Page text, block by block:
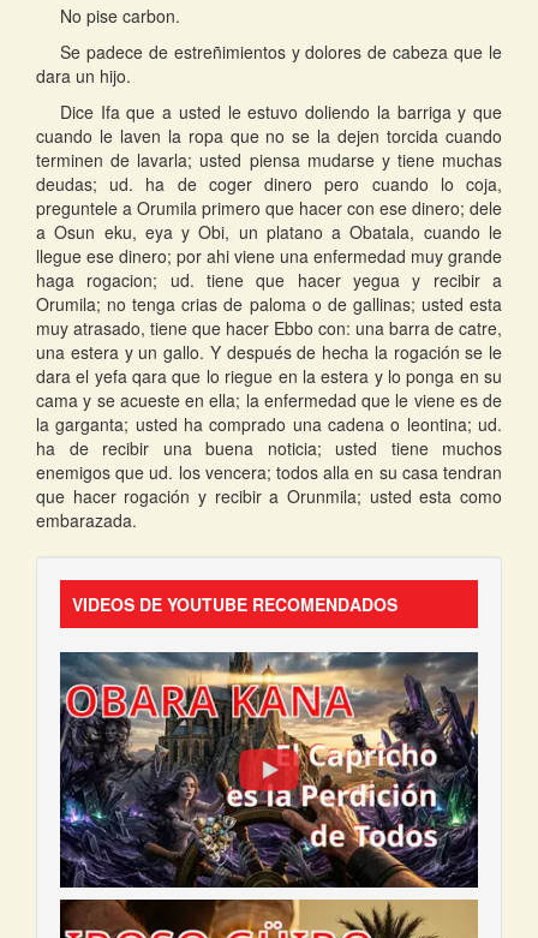
No pise carbon.
Se padece de estreñimientos y dolores de cabeza que le
dara un hijo.
Dice Ifa que a usted le estuvo doliendo la barriga y que
cuando le laven la ropa que no se la dejen torcida cuando
terminen de lavarla; usted piensa mudarse y tiene muchas
deudas; ud. ha de coger dinero pero cuando lo coja,
preguntele a Orumila primero que hacer con ese dinero; dele
a Osun eku, eya y Obi, un platano a Obatala, cuando le
llegue ese dinero; por ahi viene una enfermedad muy grande
haga rogacion; ud. tiene que hacer yegua y recibir a
Orumila; no tenga crias de paloma o de gallinas; usted esta
muy atrasado, tiene que hacer Ebbo con: una barra de catre,
una estera y un gallo. Y después de hecha la rogación se le
dara el yefa qara que lo riegue en la estera y lo ponga en su
cama y se acueste en ella; la enfermedad que le viene es de
la garganta; usted ha comprado una cadena o leontina; ud.
ha de recibir una buena noticia; usted tiene muchos
enemigos que ud. los vencera; todos alla en su casa tendran
que hacer rogación y recibir a Orunmila; usted esta como
embarazada.
VIDEOS DE YOUTUBE RECOMENDADOS